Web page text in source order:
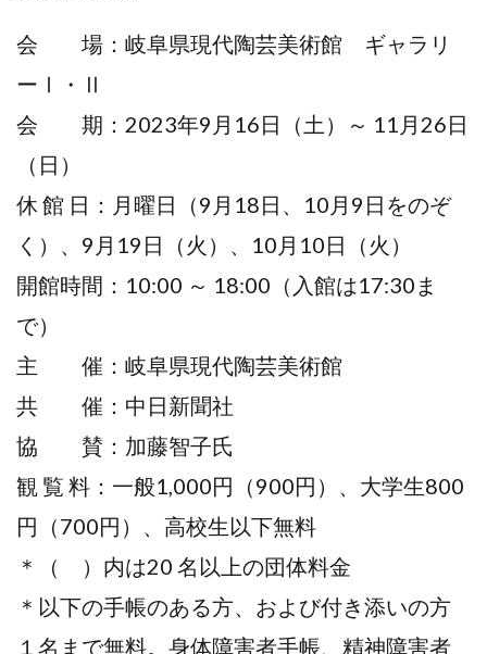
会 場：岐阜県現代陶芸美術館 ギャラリ
ーⅠ・Ⅱ
会 期：2023年9月16日（土）～ 11月26日
（日）
休 館 日：月曜日（9月18日、10月9日をのぞ
く）、9月19日（火）、10月10日（火）
開館時間：10:00 ～ 18:00（入館は17:30ま
で）
主 催：岐阜県現代陶芸美術館
共 催：中日新聞社
協 賛：加藤智子氏
観 覧 料：一般1,000円（900円）、大学生800
円（700円）、高校生以下無料
＊（ ）内は20 名以上の団体料金
＊以下の手帳のある方、および付き添いの方
１名まで無料。身体障害者手帳、精神障害者